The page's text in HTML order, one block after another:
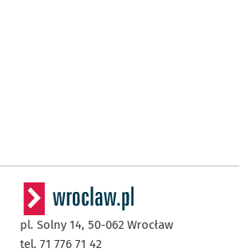
pl. Solny 14, 50-062 Wrocław
tel. 71 776 71 42